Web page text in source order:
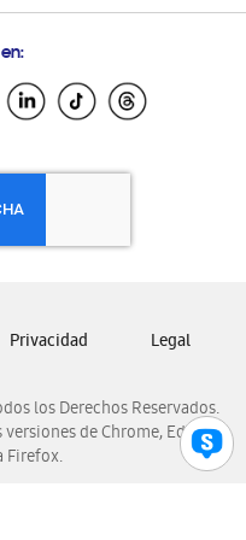
los Derechos Reservados.
de Chrome, Edge,
Firefox.
Privacidad Legal